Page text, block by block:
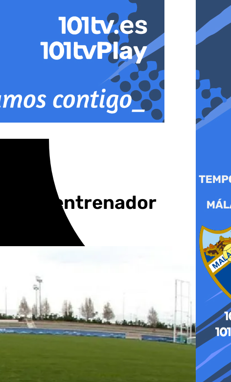
en entrenador